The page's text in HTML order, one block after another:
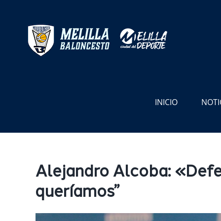
contenido
INICIO
Alejandro Alcoba:
queríamos”